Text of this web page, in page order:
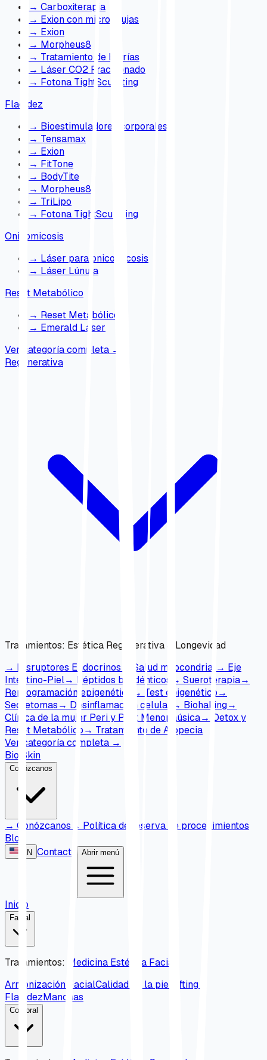
→ Carboxiterapia
→ Exion con microagujas
→ Exion
→ Morpheus8
→ Tratamiento de Estrías
→ Láser CO2 Fraccionado
→ Fotona TightSculpting
Flacidez
→ Bioestimuladores corporales
→ Tensamax
→ Exion
→ FitTone
→ BodyTite
→ Morpheus8
→ TriLipo
→ Fotona TightSculpting
Onicomicosis
→ Láser para onicomicosis
→ Láser Lúnula
Reset Metabólico
→ Reset Metabólico
→ Emerald Laser
Ver categoría completa →
Regenerativa
Tratamientos: Estética Regenerativa & Longevidad
→ Disruptores Endocrinos Salud mitocondrial → Eje
Intestino-Piel→ Péptidos bioidénticos → Sueroterapia→
Reprogramación epigenética
→ Test epigenético→
Secretomas→ Desinflamación celular → Biohaking→
Clínica de la mujer Peri y Post Menopaúsica→ Detox y
Reset Metabólico→ Tratamiento de Alopecia
Ver categoría completa →
Bio Skin
Conózcanos
→ Conózcanos → Política de reserva de procedimientos
Blog
EN Contacto Abrir menú
Inicio
Facial
Tratamientos:
Medicina Estética Facial
Armonización FacialCalidad de la piel
Lifting y
FlacidezManchas
Corporal